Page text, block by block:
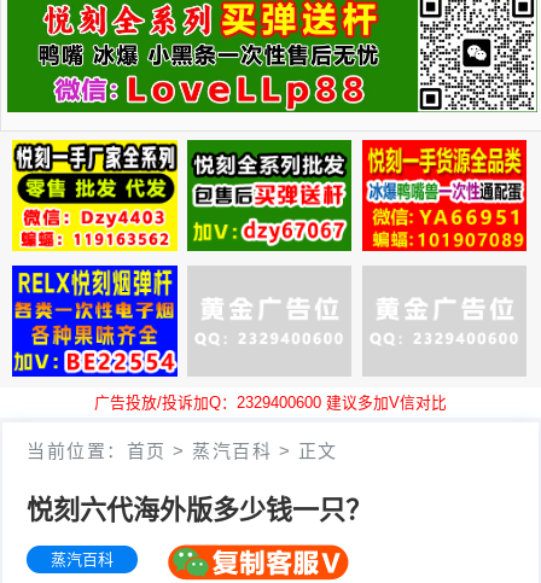
广告投放/投诉加Q：2329400600 建议多加V信对比
当前位置： 首页 > 蒸汽百科 > 正文
悦刻六代海外版多少钱一只？
蒸汽百科